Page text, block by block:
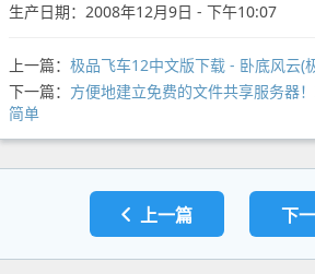
生产日期：2008年12月9日 - 下午10:07
上一篇： 极品飞车12中文版下载 - 卧底风云(
下一篇： 方便地建立免费的文件共享服务器
简单
上一篇 下